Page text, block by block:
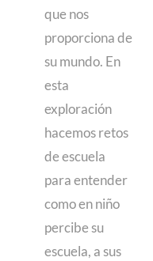
que nos
proporciona de
su mundo. En
esta
exploración
hacemos retos
de escuela
para entender
como en niño
percibe su
escuela, a sus